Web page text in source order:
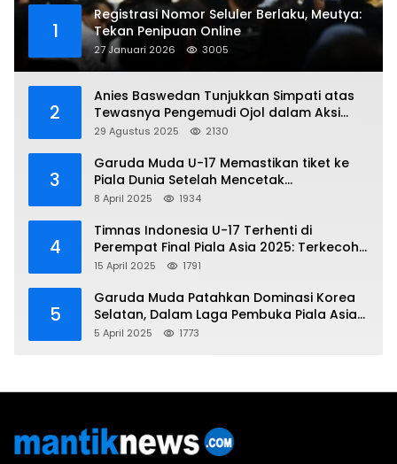
1
Registrasi Nomor Seluler Berlaku, Meutya:
Tekan Penipuan Online
27 Januari 2026 3005
2
Anies Baswedan Tunjukkan Simpati atas
Tewasnya Pengemudi Ojol dalam Aksi
Demo
29 Agustus 2025 2130
3
Garuda Muda U-17 Memastikan tiket ke
Piala Dunia Setelah Mencetak
Kemenangan Gemilang atas Yaman 4-1 di
8 April 2025 1934
4
Timnas Indonesia U-17 Terhenti di
Perempat Final Piala Asia 2025: Terkecoh
Korea Utara
15 April 2025 1791
5
Garuda Muda Patahkan Dominasi Korea
Selatan, Dalam Laga Pembuka Piala Asia
2025 U-17
5 April 2025 1773